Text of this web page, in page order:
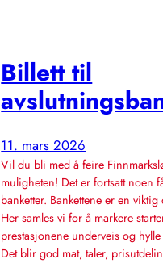
Billett til
11. mars 2026
Vil du bli med å feire
muligheten! Det er fortsatt noen
banketter. Bankettene er en
Her samles vi for å markere
prestasjonene underveis og
Det blir god mat, taler,